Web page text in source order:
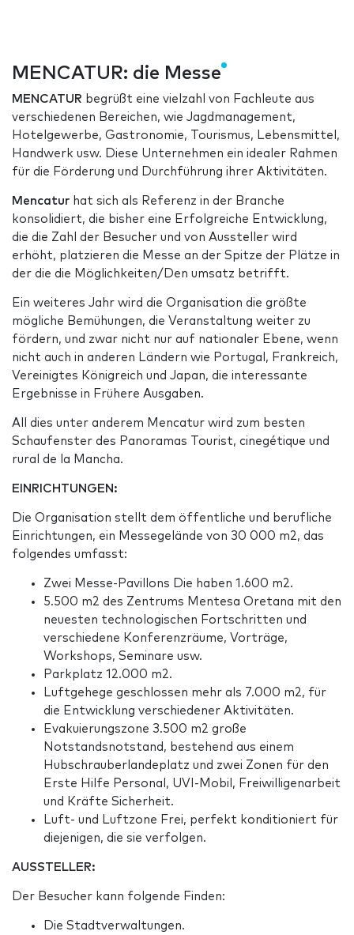
MENCATUR: die Messe
MENCATUR begrüßt eine vielzahl von Fachleute aus
verschiedenen Bereichen, wie Jagdmanagement,
Hotelgewerbe, Gastronomie, Tourismus, Lebensmittel,
Handwerk usw. Diese Unternehmen ein idealer Rahmen
für die Förderung und Durchführung ihrer Aktivitäten.
Mencatur hat sich als Referenz in der Branche
konsolidiert, die bisher eine Erfolgreiche Entwicklung,
die die Zahl der Besucher und von Aussteller wird
erhöht, platzieren die Messe an der Spitze der Plätze in
der die die Möglichkeiten/Den umsatz betrifft.
Ein weiteres Jahr wird die Organisation die größte
mögliche Bemühungen, die Veranstaltung weiter zu
fördern, und zwar nicht nur auf nationaler Ebene, wenn
nicht auch in anderen Ländern wie Portugal, Frankreich,
Vereinigtes Königreich und Japan, die interessante
Ergebnisse in Frühere Ausgaben.
All dies unter anderem Mencatur wird zum besten
Schaufenster des Panoramas Tourist, cinegétique und
rural de la Mancha.
EINRICHTUNGEN:
Die Organisation stellt dem öffentliche und berufliche
Einrichtungen, ein Messegelände von 30 000 m2, das
folgendes umfasst:
Zwei Messe-Pavillons Die haben 1.600 m2.
5.500 m2 des Zentrums Mentesa Oretana mit den
neuesten technologischen Fortschritten und
verschiedene Konferenzräume, Vorträge,
Workshops, Seminare usw.
Parkplatz 12.000 m2.
Luftgehege geschlossen mehr als 7.000 m2, für
die Entwicklung verschiedener Aktivitäten.
Evakuierungszone 3.500 m2 große
Notstandsnotstand, bestehend aus einem
Hubschrauberlandeplatz und zwei Zonen für den
Erste Hilfe Personal, UVI-Mobil, Freiwilligenarbeit
und Kräfte Sicherheit.
Luft- und Luftzone Frei, perfekt konditioniert für
diejenigen, die sie verfolgen.
AUSSTELLER:
Der Besucher kann folgende Finden:
Die Stadtverwaltungen.